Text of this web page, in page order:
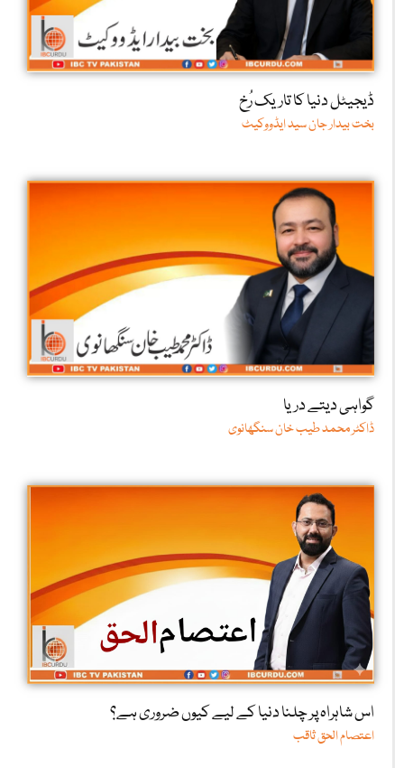
ڈیجیٹل دنیا کا تاریک رُخ
بخت بیدار جان سید ایڈووکیٹ
گواہی دیتے دریا
ڈاکٹر محمد طیب خان سنگھانوی
اس شاہراہ پر چلنا دنیا کے لیے کیوں ضروری ہے؟
اعتصام الحق ثاقب